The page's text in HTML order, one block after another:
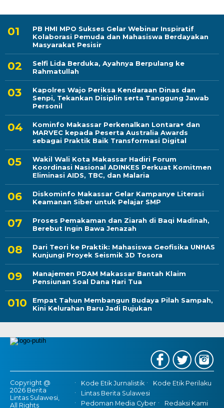
PB HMI MPO Sukses Gelar Webinar Inspiratif
Kolaborasi Pemuda dan Mahasiswa Berdayakan
Masyarakat Pesisir
Selfi Lida Berduka, Ayahnya Berpulang ke
Rahmatullah
Kapolres Wajo Periksa Kendaraan Dinas dan
Senpi, Tekankan Disiplin serta Tanggung Jawab
Personil
Kominfo Makassar Perkenalkan Lontara+ dan
MARVEC kepada Peserta Australia Awards
sebagai Praktik Baik Transformasi Digital
Wakil Wali Kota Makassar Hadiri Forum
Koordinasi Nasional ADINKES Perkuat Komitmen
Eliminasi AIDS, TBC, dan Malaria
Diskominfo Makassar Gelar Kampanye Literasi
Keamanan Siber untuk Pelajar SMP
Proses Pemakaman dan Ziarah di Baqi Madinah,
Berebut Ingin Bawa Jenazah
Dari Teori ke Praktik: Mahasiswa Geofisika UNHAS
Kunjungi Proyek Seismik 3D Tosora
Manajemen PDAM Makassar Bantah Klaim
Pensiunan Soal Dana Hari Tua
Empat Tahun Membangun Budaya Pilah Sampah,
Kini Kelurahan Baru Jadi Rujukan
Copyright @
2026 Berita
Lintas Sulawesi,
All Rights
Kode Etik Jurnalistik
Kode Etik Perilaku
Lintas Berita Sulawesi
Pedoman Media Cyber
Redaksi Kami